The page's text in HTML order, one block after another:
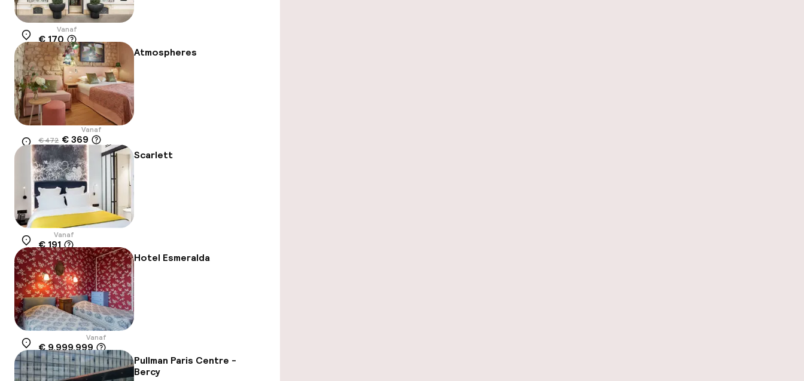
Locatie
Vanaf
€ 170
Atmospheres
Locatie
Vanaf
€ 472 € 369
-22% Scarlett
Locatie
Vanaf
€ 191
Hotel Esmeralda
Locatie
Vanaf
€ 9.999.999
Pullman Paris Centre -
Bercy